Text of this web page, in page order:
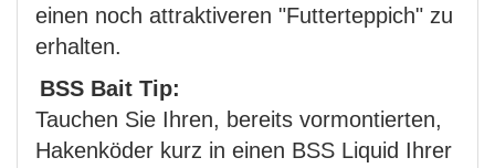
einen noch attraktiveren "Futterteppich" zu
erhalten.
BSS Bait Tip:
Tauchen Sie Ihren, bereits vormontierten,
Hakenköder kurz in einen BSS Liquid Ihrer